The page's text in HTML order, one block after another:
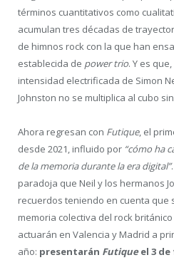
términos cuantitativos como
acumulan tres décadas de
de himnos rock con la que han
establecida de power trio. Y es
intensidad electrificada de Simon
Johnston no se multiplica al cubo
Ahora regresan con Futique, el
desde 2021, influido por “cómo ha
de la memoria durante la era digital”
paradoja que Neil y los hermanos
recuerdos teniendo en cuenta que
memoria colectiva del rock
actuarán en Valencia y Madrid a
año: presentarán Futiqueel 3 de